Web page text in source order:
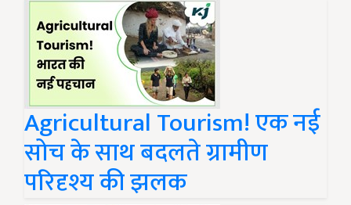
Agricultural Tourism! एक नई
सोच के साथ बदलते ग्रामीण
परिदृश्य की झलक